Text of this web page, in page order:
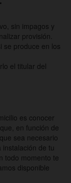
sin impagos y
provisión.
se produce en los
el titular del
es conocer
en función de
sea necesario
de tu
todo momento te
disponible